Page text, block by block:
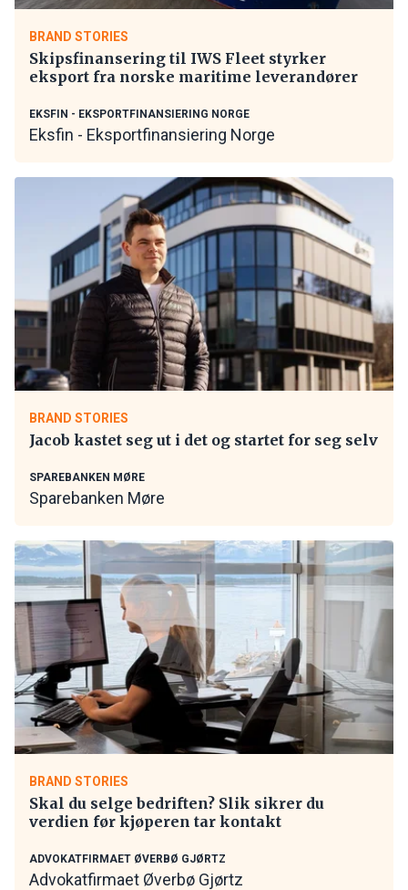
BRAND STORIES
Skipsfinansering til IWS Fleet styrker
eksport fra norske maritime leverandører
EKSFIN - EKSPORTFINANSIERING NORGE
Eksfin - Eksportfinansiering Norge
BRAND STORIES
Jacob kastet seg ut i det og startet for seg selv
SPAREBANKEN MØRE
Sparebanken Møre
BRAND STORIES
Skal du selge bedriften? Slik sikrer du
verdien før kjøperen tar kontakt
ADVOKATFIRMAET ØVERBØ GJØRTZ
Advokatfirmaet Øverbø Gjørtz